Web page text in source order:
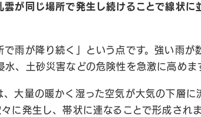
雲が同じ場所で発生し続けることで線状に
雨が降り続く」という点です。強い雨が
、土砂災害などの危険性を急激に高めま
大量の暖かく湿った空気が大気の下層に
に発生し、帯状に連なることで形成され